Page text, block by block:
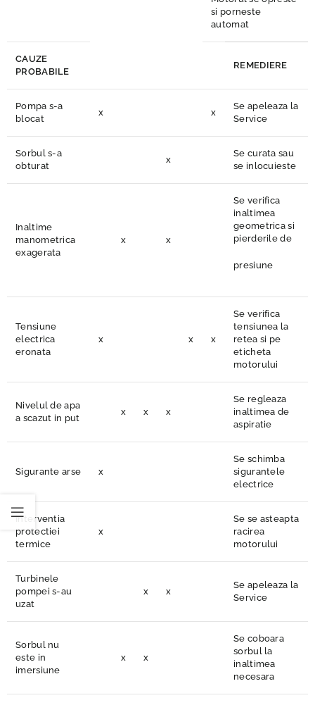
si porneste
automat
CAUZE
PROBABILE
REMEDIERE
Pompa s-a
blocat
x x
Se apeleaza la
Service
Sorbul s-a
obturat
x
Se curata sau
se inlocuieste
Inaltime
manometrica
exagerata
x x
Se verifica
inaltimea
geometrica si
pierderile de
presiune
Tensiune
electrica
eronata
x x x
Se verifica
tensiunea la
retea si pe
eticheta
motorului
Nivelul de apa
a scazut in put
x x x
Se regleaza
inaltimea de
aspiratie
Sigurante arse x
Se schimba
sigurantele
electrice
Interventia
protectiei
termice
x
Se se asteapta
racirea
motorului
Turbinele
pompei s-au
uzat
x x
Se apeleaza la
Service
Sorbul nu
este in
imersiune
x x
Se coboara
sorbul la
inaltimea
necesara